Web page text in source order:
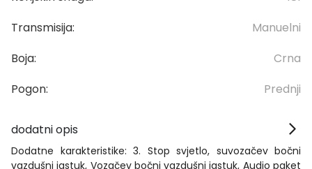
Transmisija:
Manuelni
Boja:
Crna
Pogon:
Prednji
dodatni opis
Dodatne karakteristike: 3. Stop svjetlo, suvozačev bočni
vazdušni jastuk, Vozačev bočni vazdušni jastuk, Audio paket